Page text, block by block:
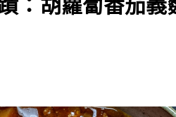
：胡蘿蔔番茄義